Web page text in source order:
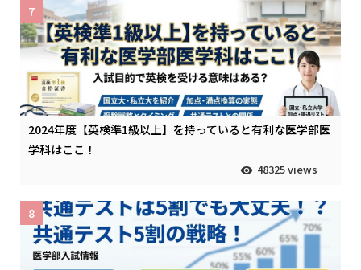
2024年度【英検準1級以上】を持っていると有利な医学部医
学科はここ！
48325 views
7
8